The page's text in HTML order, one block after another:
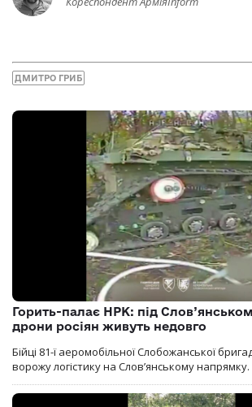
ДМИТРО ГРИБ
Горить-палає НРК: під
дрони росіян живуть недовго
Бійці 81-ї аеромобільної Слобожанської
ворожу логістику на Словʼянському напрямку.